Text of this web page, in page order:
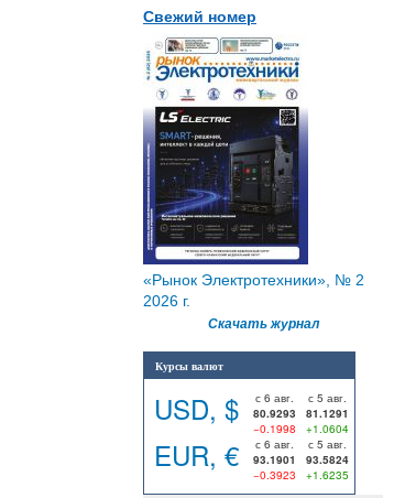
Свежий номер
«Рынок Электротехники», № 2
2026 г.
Скачать журнал
Курсы валют
USD, $ с 6 авг. с 5 авг.
80.9293 81.1291
−0.1998 +1.0604
EUR, € с 6 авг. с 5 авг.
93.1901 93.5824
−0.3923 +1.6235